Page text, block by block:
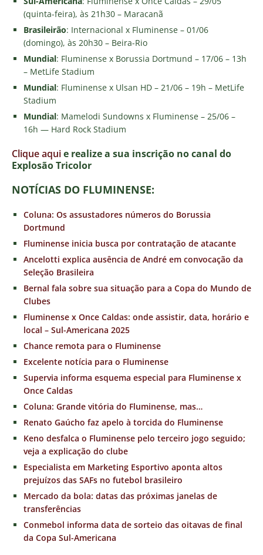
(quinta-feira), às 21h30 – Maracanã
Brasileirão: Internacional x Fluminense – 01/06
(domingo), às 20h30 – Beira-Rio
Mundial: Fluminense x Borussia Dortmund – 17/06 – 13h
– MetLife Stadium
Mundial: Fluminense x Ulsan HD – 21/06 – 19h – MetLife
Stadium
Mundial: Mamelodi Sundowns x Fluminense – 25/06 –
16h — Hard Rock Stadium
Clique aquie realize a sua inscrição no canal do
Explosão Tricolor
NOTÍCIAS DO FLUMINENSE:
Coluna: Os assustadores números do Borussia
Dortmund
Fluminense inicia busca por contratação de atacante
Ancelotti explica ausência de André em convocação da
Seleção Brasileira
Bernal fala sobre sua situação para a Copa do Mundo de
Clubes
Fluminense x Once Caldas: onde assistir, data, horário e
local – Sul-Americana 2025
Chance remota para o Fluminense
Excelente notícia para o Fluminense
Supervia informa esquema especial para Fluminense x
Once Caldas
Coluna: Grande vitória do Fluminense, mas…
Renato Gaúcho faz apelo à torcida do Fluminense
Keno desfalca o Fluminense pelo terceiro jogo seguido;
veja a explicação do clube
Especialista em Marketing Esportivo aponta altos
prejuízos das SAFs no futebol brasileiro
Mercado da bola: datas das próximas janelas de
transferências
Conmebol informa data de sorteio das oitavas de final
da Copa Sul-Americana